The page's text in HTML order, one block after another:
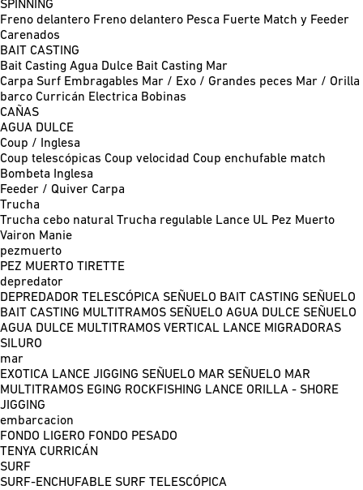
SPINNING
Freno delantero Freno delantero Pesca Fuerte Match y Feeder
Carenados
BAIT CASTING
Bait Casting Agua Dulce Bait Casting Mar
Carpa Surf Embragables Mar / Exo / Grandes peces Mar / Orilla
barco Curricán Electrica Bobinas
CAÑAS
AGUA DULCE
Coup / Inglesa
Coup telescópicas Coup velocidad Coup enchufable match
Bombeta
Inglesa
Feeder / Quiver Carpa
Trucha
Trucha cebo natural Trucha regulable Lance UL Pez Muerto
Vairon Manie
pezmuerto
PEZ MUERTO TIRETTE
depredator
DEPREDADOR TELESCÓPICA SEÑUELO BAIT CASTING SEÑUELO
BAIT CASTING MULTITRAMOS SEÑUELO AGUA DULCE SEÑUELO
AGUA DULCE MULTITRAMOS VERTICAL LANCE MIGRADORAS
SILURO
mar
EXOTICA LANCE JIGGING SEÑUELO MAR SEÑUELO MAR
MULTITRAMOS EGING ROCKFISHING LANCE ORILLA - SHORE
JIGGING
embarcacion
FONDO LIGERO FONDO PESADO
TENYA CURRICÁN
SURF
SURF-ENCHUFABLE SURF TELESCÓPICA